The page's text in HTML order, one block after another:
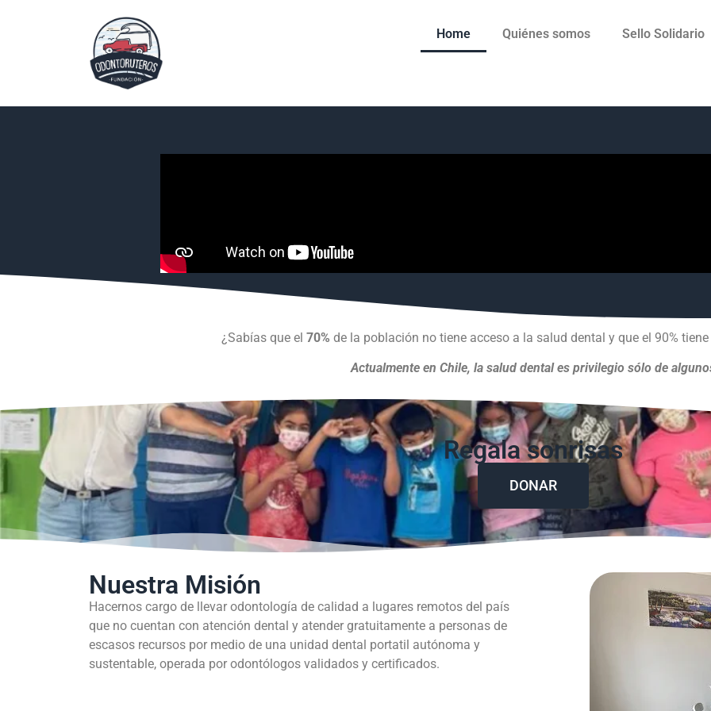
Home Quiénes somos Sello Solidario
¿Sabías que el 70% de la población no tiene acceso a la salud dental y que el 90%
Actualmente en Chile, la salud dental es privilegio sólo de
Regala sonrisas
DONAR
Nuestra Misión
Hacernos cargo de llevar odontología de calidad a lugares remotos del país
que no cuentan con atención dental y atender gratuitamente a personas de
escasos recursos por medio de una unidad dental portatil autónoma y
sustentable, operada por odontólogos validados y certificados.